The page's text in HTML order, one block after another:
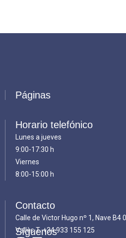
Páginas
Horario telefónico
Lunes a jueves
9:00-17:30 h
Viernes
8:00-15:00 h
Contacto
Calle de Victor Hugo nº 1, Nave B4
Vallès T.+34 933 155 125
Síguenos